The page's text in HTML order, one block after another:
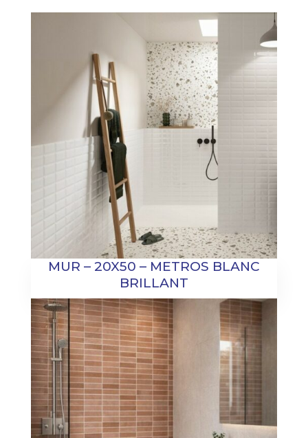
MUR – 20X50 – METROS BLANC
BRILLANT